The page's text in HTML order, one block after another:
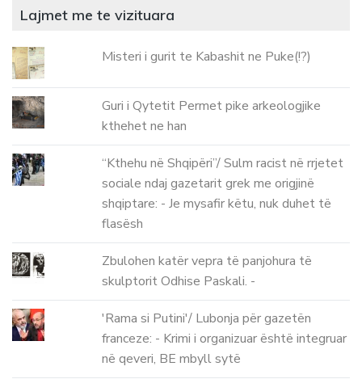
Lajmet me te vizituara
Misteri i gurit te Kabashit ne Puke(!?)
Guri i Qytetit Permet pike arkeologjike
kthehet ne han
“Kthehu në Shqipëri”/ Sulm racist në rrjetet
sociale ndaj gazetarit grek me origjinë
shqiptare: - Je mysafir këtu, nuk duhet të
flasësh
Zbulohen katër vepra të panjohura të
skulptorit Odhise Paskali. -
'Rama si Putini'/ Lubonja për gazetën
franceze: - Krimi i organizuar është integruar
në qeveri, BE mbyll sytë